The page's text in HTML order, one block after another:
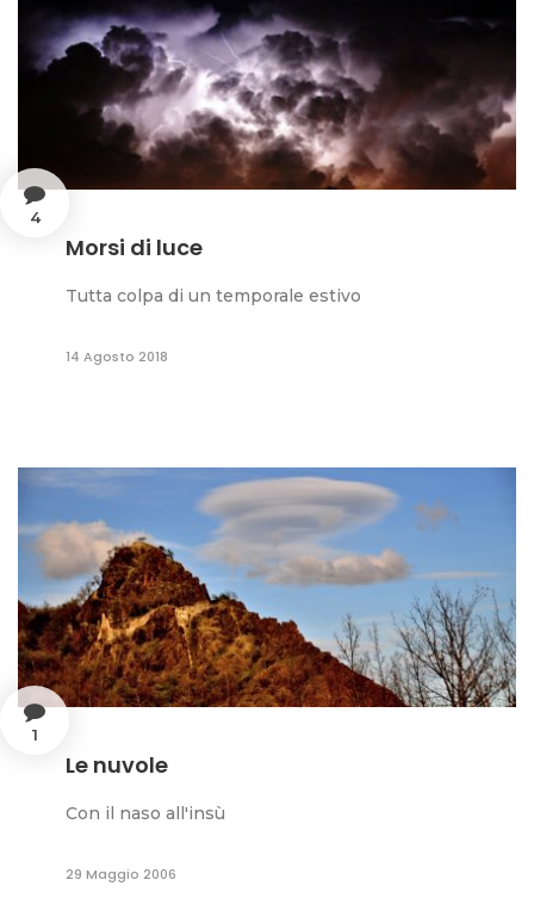
4
Morsi di luce
Tutta colpa di un temporale estivo
14 Agosto 2018
1
Le nuvole
Con il naso all'insù
29 Maggio 2006